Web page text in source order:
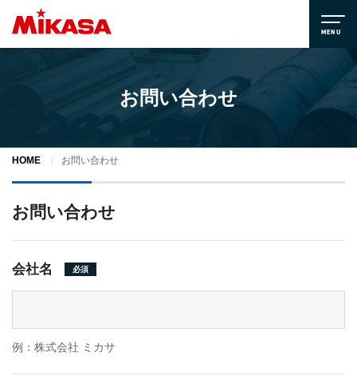
お問い合わせ
HOME お問い合わせ
お問い合わせ
会社名 必須
例：株式会社 ミカサ